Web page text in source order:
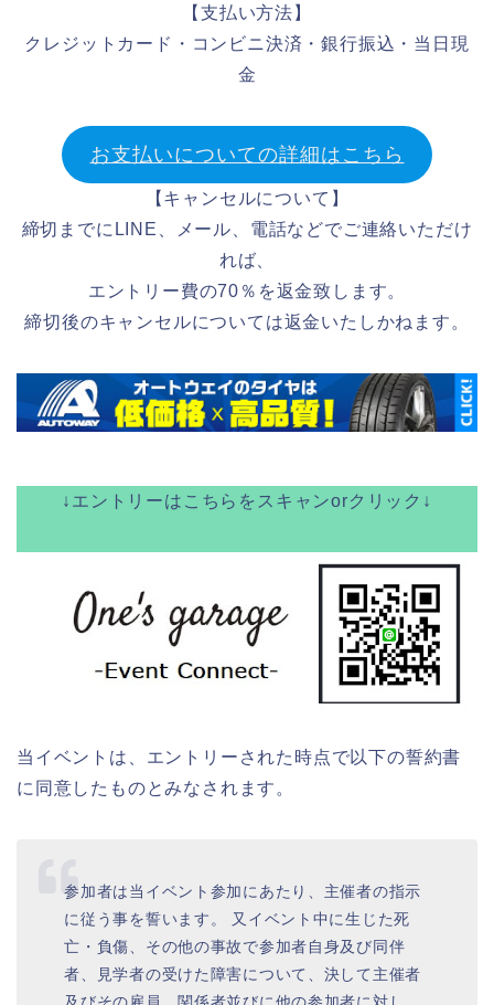
【支払い方法】
クレジットカード・コンビニ決済・銀行振込・当日現
金
お支払いについての詳細はこちら
【キャンセルについて】
締切までにLINE、メール、電話などでご連絡いただけ
れば、
エントリー費の70％を返金致します。
締切後のキャンセルについては返金いたしかねます。
↓エントリーはこちらをスキャンorクリック↓
当イベントは、エントリーされた時点で以下の誓約書
に同意したものとみなされます。
参加者は当イベント参加にあたり、主催者の指示
に従う事を誓います。 又イベント中に生じた死
亡・負傷、その他の事故で参加者自身及び同伴
者、見学者の受けた障害について、決して主催者